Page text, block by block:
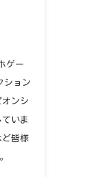
ゲー
ション
ンシ
いま
皆様